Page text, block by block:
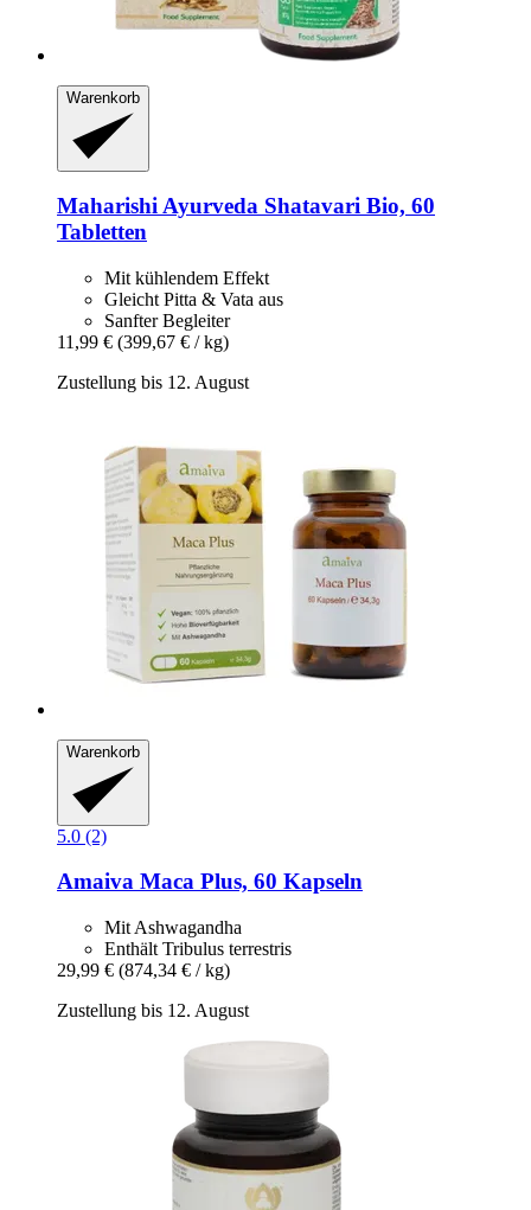
Warenkorb
Maharishi Ayurveda Shatavari Bio, 60
Tabletten
Mit kühlendem Effekt
Gleicht Pitta & Vata aus
Sanfter Begleiter
11,99 € (399,67 € / kg)
Zustellung bis 12. August
Warenkorb
5.0 (2)
Amaiva Maca Plus, 60 Kapseln
Mit Ashwagandha
Enthält Tribulus terrestris
29,99 € (874,34 € / kg)
Zustellung bis 12. August